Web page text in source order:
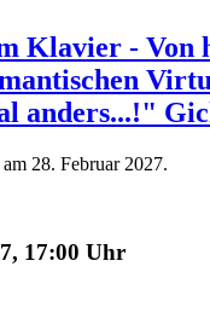
Klavier - Von
anders...!"
28. Februar 2027.
17:00 Uhr